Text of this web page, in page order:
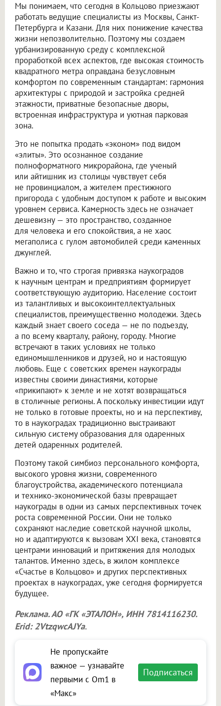
Мы понимаем, что сегодня в Кольцово приезжают
работать ведущие специалисты из Москвы, Санкт-
Петербурга и Казани. Для них понижение качества
жизни непозволительно. Поэтому мы создаем
урбанизированную среду с комплексной
проработкой всех аспектов, где высокая стоимость
квадратного метра оправдана безусловным
комфортом по современным стандартам: гармония
архитектуры с природой и застройка средней
этажности, приватные безопасные дворы,
встроенная инфраструктура и уютная парковая
зона.
Это не попытка продать «эконом» под видом
«элиты». Это осознанное создание
полноформатного микрорайона, где ученый
или айтишник из столицы чувствует себя
не провинциалом, а жителем престижного
пригорода с удобным доступом к работе и высоким
уровнем сервиса. Камерность здесь не означает
дешевизну — это пространство, созданное
для человека и его спокойствия, а не хаос
мегаполиса с гулом автомобилей среди каменных
джунглей.
Важно и то, что строгая привязка наукоградов
к научным центрам и предприятиям формирует
соответствующую аудиторию. Население состоит
из талантливых и высокоинтеллектуальных
специалистов, преимущественно молодежи. Здесь
каждый знает своего соседа — не по подъезду,
а по всему кварталу, району, городу. Многие
встречают в таких условиях не только
единомышленников и друзей, но и настоящую
любовь. Еще с советских времен наукограды
известны своими династиями, которые
«прикипают» к земле и не хотят возвращаться
в столичные регионы. А поскольку инвестиции идут
не только в готовые проекты, но и на перспективу,
то в наукоградах традиционно выстраивают
сильную систему образования для одаренных
детей одаренных родителей.
Поэтому такой симбиоз персонального комфорта,
высокого уровня жизни, современного
благоустройства, академического потенциала
и технико-экономической базы превращает
наукограды в одни из самых перспективных точек
роста современной России. Они не только
сохраняют наследие советской научной школы,
но и адаптируются к вызовам XXI века, становятся
центрами инноваций и притяжения для молодых
талантов. Именно здесь, в жилом комплексе
«Счастье в Кольцово» и других перспективных
проектах в наукоградах, уже сегодня формируется
будущее.
Реклама. АО «ГК «ЭТАЛОН», ИНН 7814116230.
Erid: 2VtzqwcAJYa.
Не пропускайте
важное — узнавайте
первыми с Om1 в
«Макс»
Подписаться